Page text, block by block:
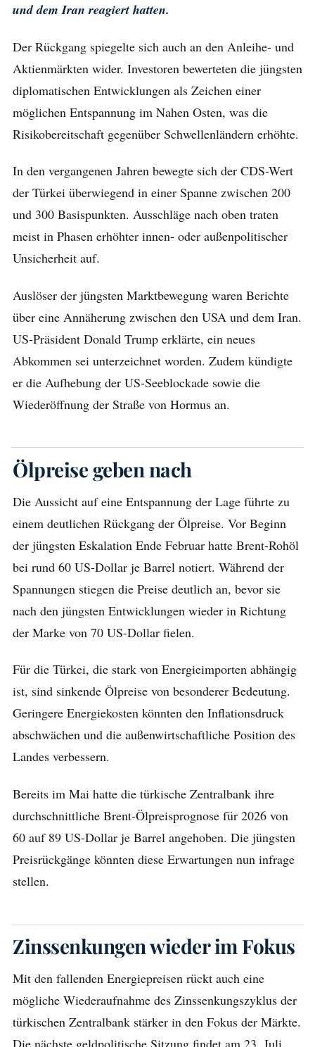
und dem Iran reagiert hatten.
Der Rückgang spiegelte sich auch an den Anleihe- und
Aktienmärkten wider. Investoren bewerteten die jüngsten
diplomatischen Entwicklungen als Zeichen einer
möglichen Entspannung im Nahen Osten, was die
Risikobereitschaft gegenüber Schwellenländern erhöhte.
In den vergangenen Jahren bewegte sich der CDS-Wert
der Türkei überwiegend in einer Spanne zwischen 200
und 300 Basispunkten. Ausschläge nach oben traten
meist in Phasen erhöhter innen- oder außenpolitischer
Unsicherheit auf.
Auslöser der jüngsten Marktbewegung waren Berichte
über eine Annäherung zwischen den USA und dem Iran.
US-Präsident Donald Trump erklärte, ein neues
Abkommen sei unterzeichnet worden. Zudem kündigte
er die Aufhebung der US-Seeblockade sowie die
Wiederöffnung der Straße von Hormus an.
Ölpreise geben nach
Die Aussicht auf eine Entspannung der Lage führte zu
einem deutlichen Rückgang der Ölpreise. Vor Beginn
der jüngsten Eskalation Ende Februar hatte Brent-Rohöl
bei rund 60 US-Dollar je Barrel notiert. Während der
Spannungen stiegen die Preise deutlich an, bevor sie
nach den jüngsten Entwicklungen wieder in Richtung
der Marke von 70 US-Dollar fielen.
Für die Türkei, die stark von Energieimporten abhängig
ist, sind sinkende Ölpreise von besonderer Bedeutung.
Geringere Energiekosten könnten den Inflationsdruck
abschwächen und die außenwirtschaftliche Position des
Landes verbessern.
Bereits im Mai hatte die türkische Zentralbank ihre
durchschnittliche Brent-Ölpreisprognose für 2026 von
60 auf 89 US-Dollar je Barrel angehoben. Die jüngsten
Preisrückgänge könnten diese Erwartungen nun infrage
stellen.
Zinssenkungen wieder im Fokus
Mit den fallenden Energiepreisen rückt auch eine
mögliche Wiederaufnahme des Zinssenkungszyklus der
türkischen Zentralbank stärker in den Fokus der Märkte.
Die nächste geldpolitische Sitzung findet am 23. Juli